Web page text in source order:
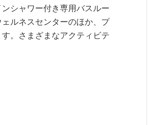
シャワー付き専用バスルー
ルネスセンターのほか、プ
。さまざまなアクティビテ